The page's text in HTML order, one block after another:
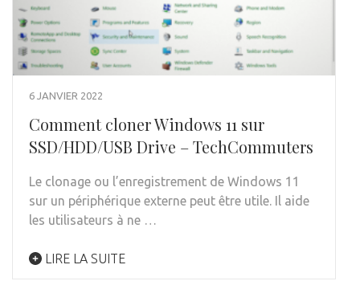
6 JANVIER 2022
Comment cloner Windows 11 sur
SSD/HDD/USB Drive – TechCommuters
Le clonage ou l’enregistrement de Windows 11
sur un périphérique externe peut être utile. Il aide
les utilisateurs à ne …
LIRE LA SUITE